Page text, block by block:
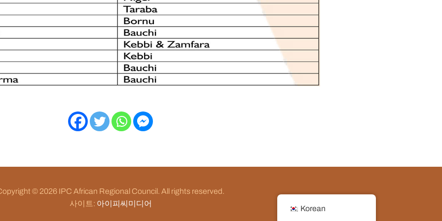
© 2026 IPC African Regional Council. All rights reserved.
사이트: 아이피씨미디어
Korean